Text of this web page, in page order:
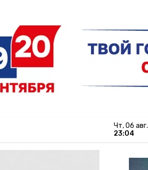
чт, 06 авг.
23:04